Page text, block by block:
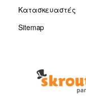
Κατασκευαστές
Sitemap